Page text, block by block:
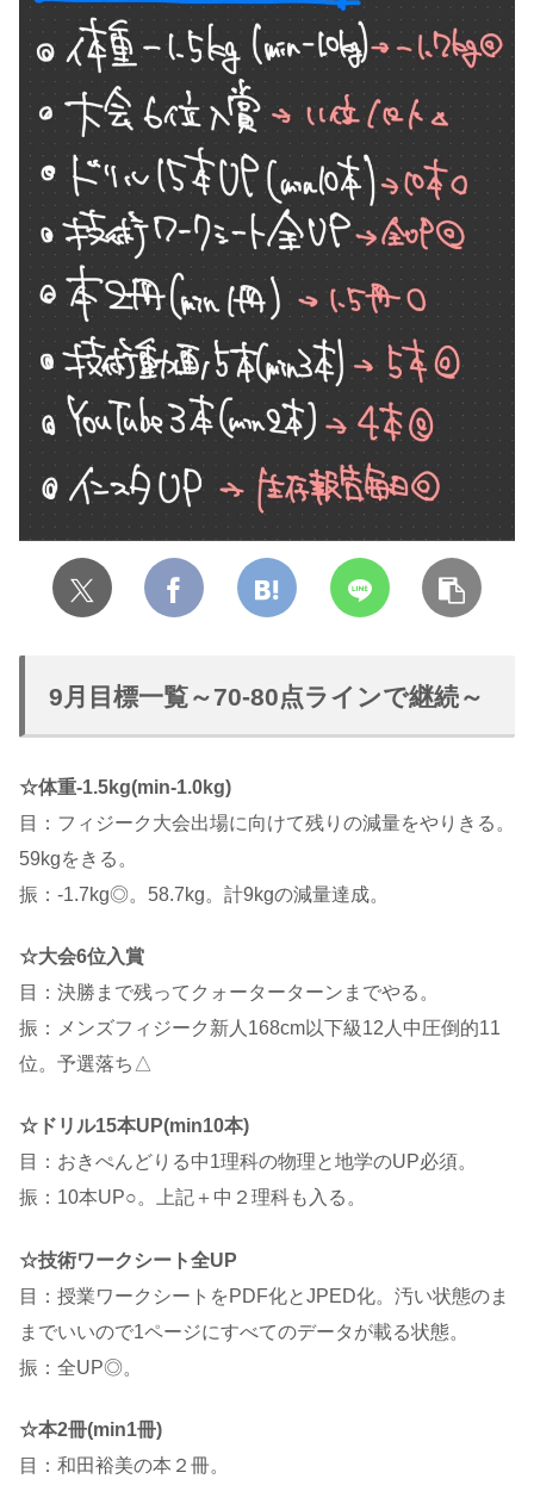
9月目標一覧～70-80点ラインで継続～
☆体重-1.5kg(min-1.0kg)
目：フィジーク大会出場に向けて残りの減量をやりきる。
59kgをきる。
振：-1.7kg◎。58.7kg。計9kgの減量達成。
☆大会6位入賞
目：決勝まで残ってクォーターターンまでやる。
振：メンズフィジーク新人168cm以下級12人中圧倒的11
位。予選落ち△
☆ドリル15本UP(min10本)
目：おきぺんどりる中1理科の物理と地学のUP必須。
振：10本UP○。上記＋中２理科も入る。
☆技術ワークシート全UP
目：授業ワークシートをPDF化とJPED化。汚い状態のま
までいいので1ページにすべてのデータが載る状態。
振：全UP◎。
☆本2冊(min1冊)
目：和田裕美の本２冊。